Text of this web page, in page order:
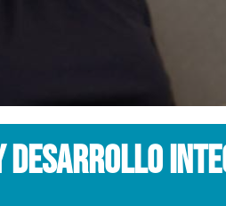
Desarrollo